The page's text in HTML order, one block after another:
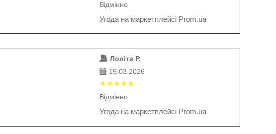
Відмінно
Угода на маркетплейсі Prom.ua
Лоліта Р.
15.03.2026
Відмінно
Угода на маркетплейсі Prom.ua